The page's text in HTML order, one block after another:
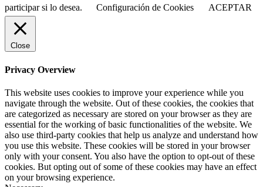
participar si lo desea.
Configuración de Cookies ACEPTAR
Close
Privacy Overview
This website uses cookies to improve your experience while you
navigate through the website. Out of these cookies, the cookies that
are categorized as necessary are stored on your browser as they are
essential for the working of basic functionalities of the website. We
also use third-party cookies that help us analyze and understand how
you use this website. These cookies will be stored in your browser
only with your consent. You also have the option to opt-out of these
cookies. But opting out of some of these cookies may have an effect
on your browsing experience.